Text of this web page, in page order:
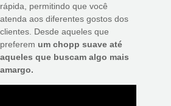
rápida, permitindo que você
atenda aos diferentes gostos dos
clientes. Desde aqueles que
preferem um chopp suave até
aqueles que buscam algo mais
amargo.